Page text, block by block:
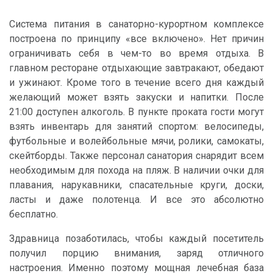
Система питания в санаторно-курортном комплексе
построена по принципу «все включено». Нет причин
ограничивать себя в чем-то во время отдыха. В
главном ресторане отдыхающие завтракают, обедают
и ужинают. Кроме того в течение всего дня каждый
желающий может взять закуски и напитки. После
21:00 доступен алкоголь. В пункте проката гости могут
взять инвентарь для занятий спортом: велосипеды,
футбольные и волейбольные мячи, ролики, самокаты,
скейтборды. Также персонал санатория снарядит всем
необходимым для похода на пляж. В наличии очки для
плавания, нарукавники, спасательные круги, доски,
ласты и даже полотенца. И все это абсолютно
бесплатно.
Здравница позаботилась, чтобы каждый посетитель
получил порцию внимания, заряд отличного
настроения. Именно поэтому мощная лечебная база